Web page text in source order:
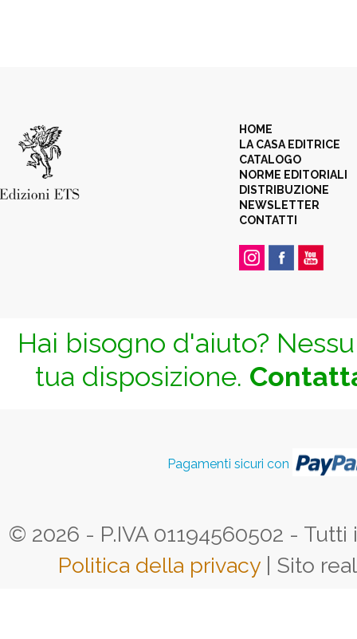
HOME
LA CASA EDITRICE
CATALOGO
NORME EDITORIALI
DISTRIBUZIONE
NEWSLETTER
CONTATTI
Hai bisogno d'aiuto?
tua disposizione.
Pagamenti sicuri con
© 2026 - P.IVA 01194560502 -
Politica della privacy | Sito